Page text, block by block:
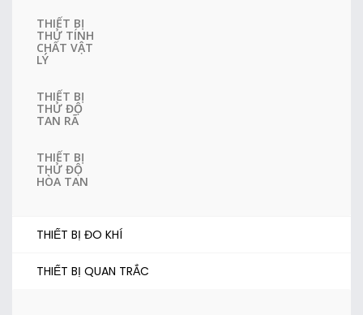
THIẾT BỊ
THỬ TÍNH
CHẤT VẬT
LÝ
THIẾT BỊ
THỬ ĐỘ
TAN RÃ
THIẾT BỊ
THỬ ĐỘ
HÒA TAN
THIẾT BỊ ĐO KHÍ
THIẾT BỊ QUAN TRẮC